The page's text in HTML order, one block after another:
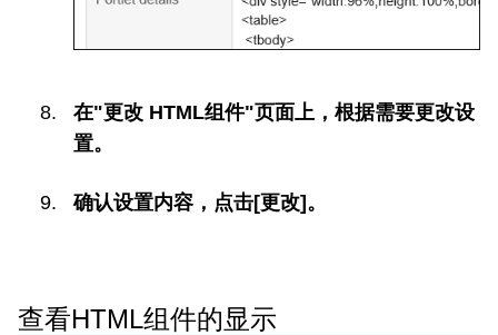
在"更改 HTML组件"页面上，根据需要更改设
置。
确认设置内容，点击[更改]。
查看HTML组件的显示